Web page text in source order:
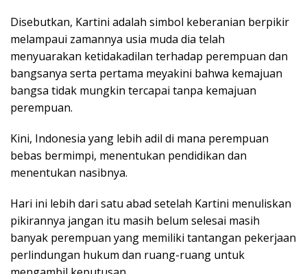
Disebutkan, Kartini adalah simbol keberanian berpikir
melampaui zamannya usia muda dia telah
menyuarakan ketidakadilan terhadap perempuan dan
bangsanya serta pertama meyakini bahwa kemajuan
bangsa tidak mungkin tercapai tanpa kemajuan
perempuan.
Kini, Indonesia yang lebih adil di mana perempuan
bebas bermimpi, menentukan pendidikan dan
menentukan nasibnya.
Hari ini lebih dari satu abad setelah Kartini menuliskan
pikirannya jangan itu masih belum selesai masih
banyak perempuan yang memiliki tantangan pekerjaan
perlindungan hukum dan ruang-ruang untuk